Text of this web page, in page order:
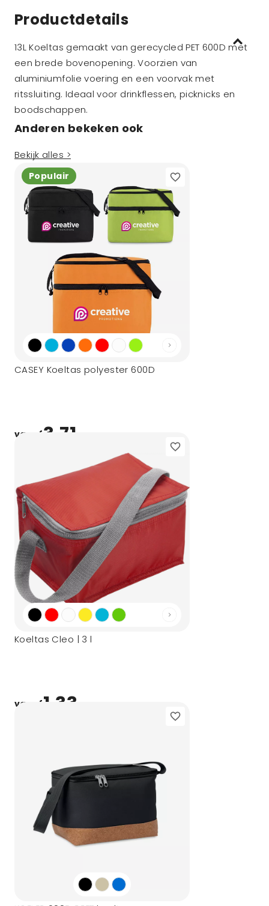
Productdetails
13L Koeltas gemaakt van gerecycled PET 600D met
een brede bovenopening. Voorzien van
aluminiumfolie voering en een voorvak met
ritssluiting. Ideaal voor drinkflessen, picknicks en
boodschappen.
Anderen bekeken ook
Bekijk alles >
Populair
CASEY Koeltas polyester 600D
vanaf3,71
Koeltas Cleo | 3 l
vanaf1,33